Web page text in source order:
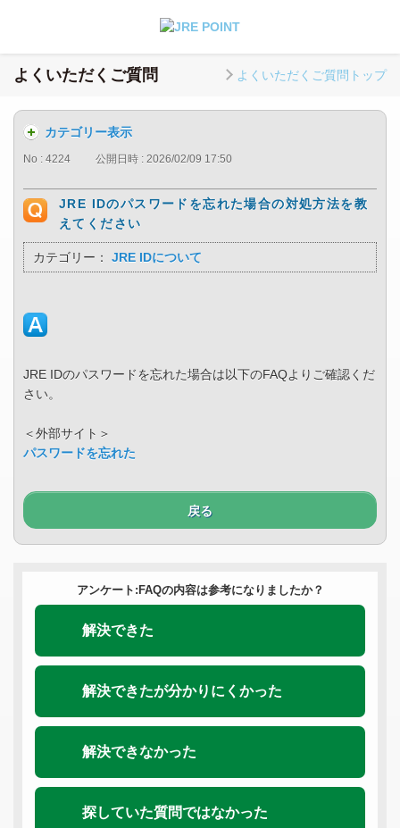
よくいただくご質問 よくいただくご質問トップ
カテゴリー表示
No : 4224 公開日時 : 2026/02/09 17:50
JRE IDのパスワードを忘れた場合の対処方法を教
えてください
カテゴリー： JRE IDについて
JRE IDのパスワードを忘れた場合は以下のFAQよりご確認くだ
さい。
＜外部サイト＞
パスワードを忘れた
戻る
アンケート:FAQの内容は参考になりましたか？
解決できた
解決できたが分かりにくかった
解決できなかった
探していた質問ではなかった